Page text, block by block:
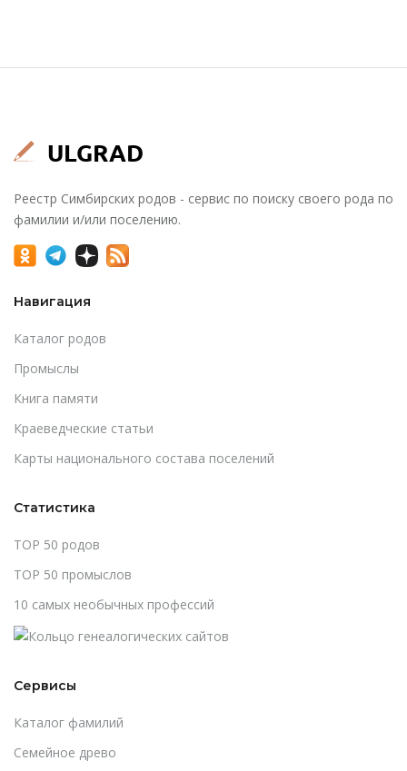
Реестр Симбирских родов - сервис по поиску своего рода по
фамилии и/или поселению.
Навигация
Каталог родов
Промыслы
Книга памяти
Краеведческие статьи
Карты национального состава поселений
Статистика
TOP 50 родов
TOP 50 промыслов
10 самых необычных профессий
Сервисы
Каталог фамилий
Cемейное древо